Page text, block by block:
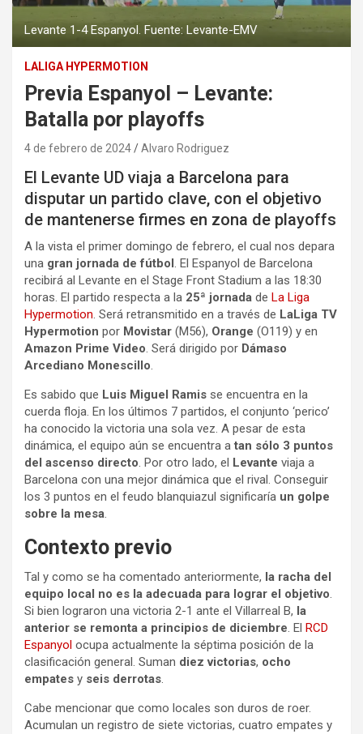
Levante 1-4 Espanyol. Fuente: Levante-EMV
LALIGA HYPERMOTION
Previa Espanyol – Levante:
Batalla por playoffs
4 de febrero de 2024 Alvaro Rodriguez
El Levante UD viaja a Barcelona para
disputar un partido clave, con el objetivo
de mantenerse firmes en zona de playoffs
A la vista el primer domingo de febrero, el cual nos depara
una gran jornada de fútbol . El Espanyol de Barcelona
recibirá al Levante en el Stage Front Stadium a las 18:30
horas. El partido respecta a la 25ª jornada de La Liga
Hypermotion. Será retransmitido en a través de LaLiga TV
Hypermotion por Movistar (M56), Orange (O119) y en
Amazon Prime Video. Será dirigido por Dámaso
Arcediano Monescillo.
Es sabido que Luis Miguel Ramis se encuentra en la
cuerda floja. En los últimos 7 partidos, el conjunto ‘perico’
ha conocido la victoria una sola vez. A pesar de esta
dinámica, el equipo aún se encuentra atan sólo 3 puntos
del ascenso directo. Por otro lado, el Levante viaja a
Barcelona con una mejor dinámica que el rival. Conseguir
los 3 puntos en el feudo blanquiazul significaría un golpe
sobre la mesa.
Contexto previo
Tal y como se ha comentado anteriormente, la racha del
equipo local no es la adecuada para lograr el objetivo.
Si bien lograron una victoria 2-1 ante el Villarreal B, la
anterior se remonta a principios de diciembre. El RCD
Espanyol ocupa actualmente la séptima posición de la
clasificación general. Suman diez victorias, ocho
empates y seis derrotas.
Cabe mencionar que como locales son duros de roer.
Acumulan un registro de siete victorias, cuatro empates y